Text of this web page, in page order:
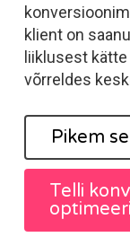
klient on
liiklusest kätte
võrreldes
Pikem
Telli